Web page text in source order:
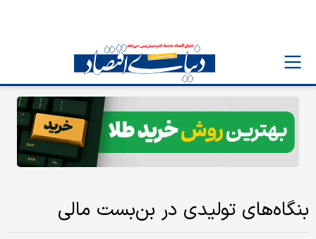
بنگاه‏‏‌های تولیدی در بن‏‏‌بست مالی